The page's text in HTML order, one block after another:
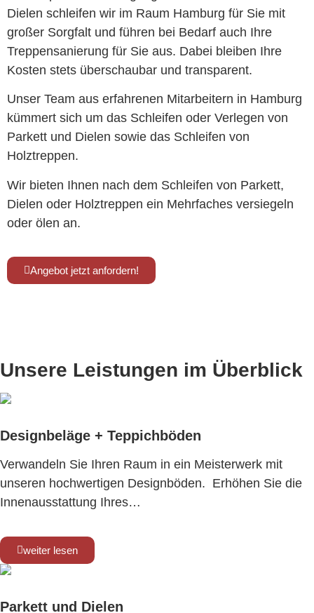
Dielen schleifen wir im Raum Hamburg für Sie mit
großer Sorgfalt und führen bei Bedarf auch Ihre
Treppensanierung für Sie aus. Dabei bleiben Ihre
Kosten stets überschaubar und transparent.
Unser Team aus erfahrenen Mitarbeitern in Hamburg
kümmert sich um das Schleifen oder Verlegen von
Parkett und Dielen sowie das Schleifen von
Holztreppen.
Wir bieten Ihnen nach dem Schleifen von Parkett,
Dielen oder Holztreppen ein Mehrfaches versiegeln
oder ölen an.
Angebot jetzt anfordern!
Unsere Leistungen im Überblick
Designbeläge + Teppichböden
Verwandeln Sie Ihren Raum in ein Meisterwerk mit
unseren hochwertigen Designböden. Erhöhen Sie die
Innenausstattung Ihres…
weiter lesen
Parkett und Dielen